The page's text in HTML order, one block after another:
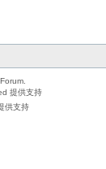
Forum.
提供支持
供支持